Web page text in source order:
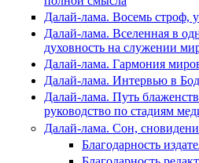
Далай-лама. Восемь
Далай-лама. Вселенная в
духовность на служении
Далай-лама. Гармония
Далай-лама. Интервью в
Далай-лама. Путь
руководство по стадиям
Далай-лама. Сон,
Благодарность